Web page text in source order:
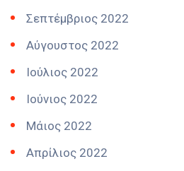
Σεπτέμβριος 2022
Αύγουστος 2022
Ιούλιος 2022
Ιούνιος 2022
Μάιος 2022
Απρίλιος 2022